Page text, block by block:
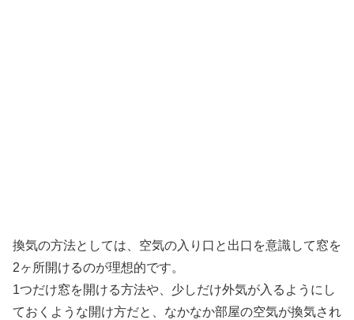
換気の方法としては、空気の入り口と出口を意識して窓を
2ヶ所開けるのが理想的です。
1つだけ窓を開ける方法や、少しだけ外気が入るようにし
ておくような開け方だと、なかなか部屋の空気が換気され